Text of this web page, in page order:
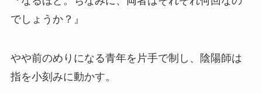
でしょうか？』
やや前のめりになる青年を片手で制し、陰陽師は
指を小刻みに動かす。